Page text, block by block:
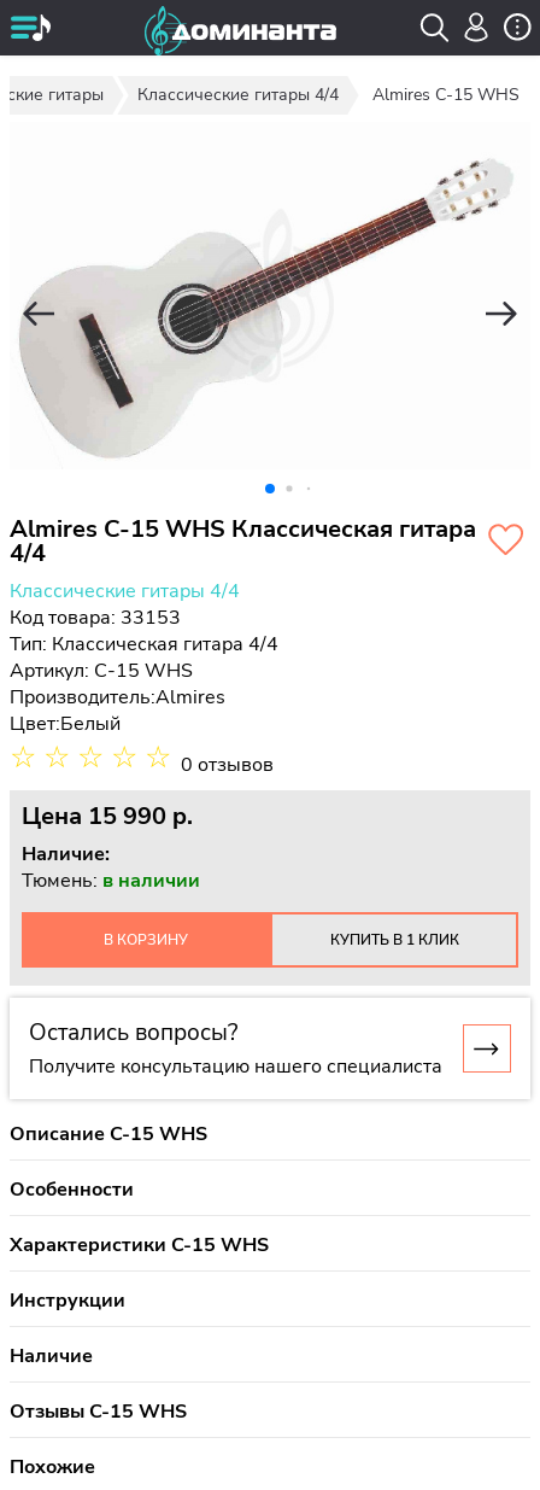
гитары Классические гитары 4/4 Almires C-15 WHS
Almires C-15 WHS Классическая гитара
4/4
Классические гитары 4/4
Код товара: 33153
Тип: Классическая гитара 4/4
Артикул: C-15 WHS
Производитель:Almires
Цвет:Белый
☆ ☆ ☆ ☆ ☆ 0 отзывов
Цена 15 990 p.
Наличие:
Тюмень: в наличии
В КОРЗИНУ КУПИТЬ В 1 КЛИК
Остались вопросы?
Получите консультацию нашего специалиста
Описание C-15 WHS
Особенности
Характеристики C-15 WHS
Инструкции
Наличие
Отзывы C-15 WHS
Похожие